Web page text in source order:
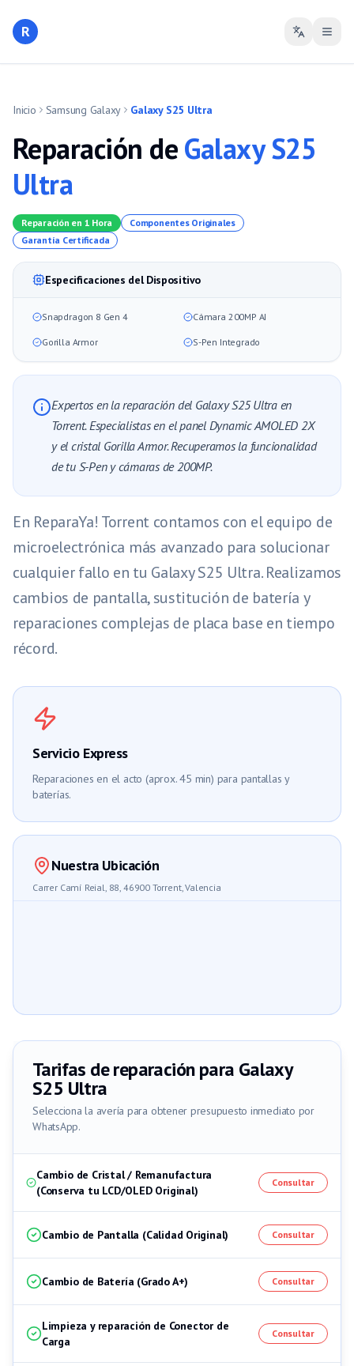
R
Inicio Samsung Galaxy Galaxy S25 Ultra
Reparación deGalaxy S25
Ultra
Reparación en 1 Hora
Componentes Originales
Garantía Certificada
Especificaciones del Dispositivo
Snapdragon 8 Gen 4 Cámara 200MP AI
Gorilla Armor S-Pen Integrado
Expertos en la reparación del Galaxy S25 Ultra en
Torrent. Especialistas en el panel Dynamic AMOLED 2X
y el cristal Gorilla Armor. Recuperamos la funcionalidad
de tu S-Pen y cámaras de 200MP.
En ReparaYa! Torrent contamos con el equipo de
microelectrónica más avanzado para solucionar
cualquier fallo en tu Galaxy S25 Ultra. Realizamos
cambios de pantalla, sustitución de batería y
reparaciones complejas de placa base en tiempo
récord.
Servicio Express
Reparaciones en el acto (aprox. 45 min) para pantallas y
baterías.
Nuestra Ubicación
Carrer Camí Reial, 88, 46900 Torrent, Valencia
Tarifas de reparación para Galaxy
S25 Ultra
Selecciona la avería para obtener presupuesto inmediato por
WhatsApp.
Cambio de Cristal / Remanufactura
(Conserva tu LCD/OLED Original)
Consultar
Cambio de Pantalla (Calidad Original) Consultar
Cambio de Batería (Grado A+) Consultar
Limpieza y reparación de Conector de
Carga
Consultar